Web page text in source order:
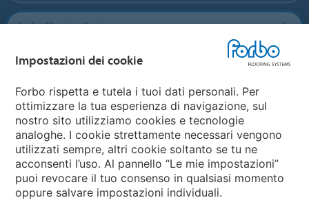
Forbo Flooring Systems
Forbo Movement Systems
Seleziona una nazione
Seleziona una nazione
Impostazioni dei cookie
Forbo rispetta e tutela i tuoi dati personali. Per
ottimizzare la tua esperienza di navigazione, sul
nostro sito utilizziamo cookies e tecnologie
analoghe. I cookie strettamente necessari vengono
utilizzati sempre, altri cookie soltanto se tu ne
acconsenti l’uso. Al pannello “Le mie impostazioni”
puoi revocare il tuo consenso in qualsiasi momento
oppure salvare impostazioni individuali.